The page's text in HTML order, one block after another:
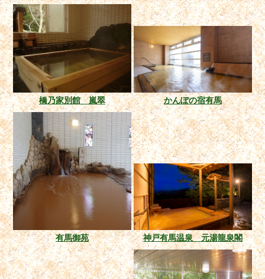
橋乃家別館 嵐翠 かんぽの宿有馬
有馬御苑 神戸有馬温泉 元湯龍泉閣